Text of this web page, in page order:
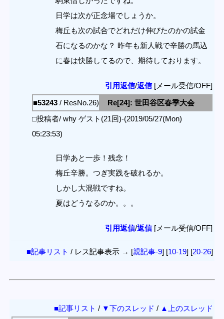
日学は次が正念場でしょうか。
梅丘も次の試合でどれだけ伸びたのかの試金
石になるのかな？ 昨年も新人戦で辛勝の馬込
に春は快勝してるので、期待しております。
引用返信/返信[メール受信/OFF]
■53243 / ResNo.26)
Re[24]: 世田谷区春季大会
□投稿者/ why ゲスト(21回)-(2019/05/27(Mon)
05:23:53)
日学あと一歩！残念！
梅丘辛勝。つぎ実践を破れるか。
しかし大混戦ですね。
夏はどうなるのか。。。
引用返信/返信[メール受信/OFF]
■記事リスト / レス記事表示 → [親記事-9] [10-19] [20-26]
■記事リスト / ▼下のスレッド / ▲上のスレッド